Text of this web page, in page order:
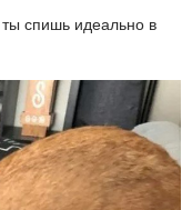
ты спишь идеально в